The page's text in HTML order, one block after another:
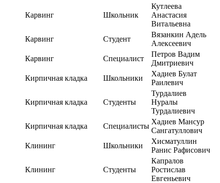
Карвинг Школьник
Кутлеева
Анастасия
Витальевна
Карвинг
Студент
Вязанкин Адель
Алексеевич
Карвинг
Специалист
Петров Вадим
Дмитриевич
Кирпичная кладка
Школьники
Хадиев Булат
Раилевич
Кирпичная кладка Студенты
Турдалиев
Нуралы
Турдалиевич
Кирпичная кладка
Специалисты
Хадиев Мансур
Сангатуллович
Клининг
Школьники
Хисматуллин
Ранис Рафисович
Клининг Студенты
Капралов
Ростислав
Евгеньевич